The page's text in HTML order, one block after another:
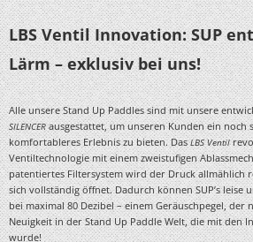
LBS Ventil Innovation: SUP
Lärm – exklusiv bei uns!
Alle unsere Stand Up Paddles sind mit unsere
SILENCERausgestattet, um unseren Kunden ein noch
komfortableres Erlebnis zu bieten. DasLBS Ventil
Ventiltechnologie mit einem zweistufigen
patentiertes Filtersystem wird der Druck allmählich
sich vollständig öffnet. Dadurch können SUP’s leise
bei maximal 80 Dezibel – einem Geräuschpegel, der
Neuigkeit in der Stand Up Paddle Welt, die mit den
wurde!